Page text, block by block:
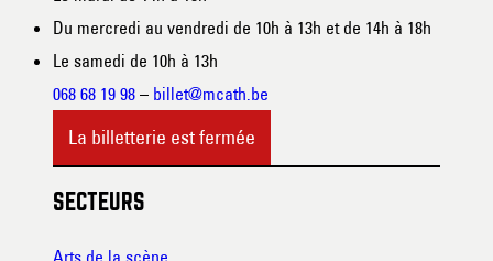
Du mercredi au vendredi de 10h à 13h et de 14h à 18h
Le samedi de 10h à 13h
068 68 19 98 – billet@mcath.be
La billetterie est fermée
SECTEURS